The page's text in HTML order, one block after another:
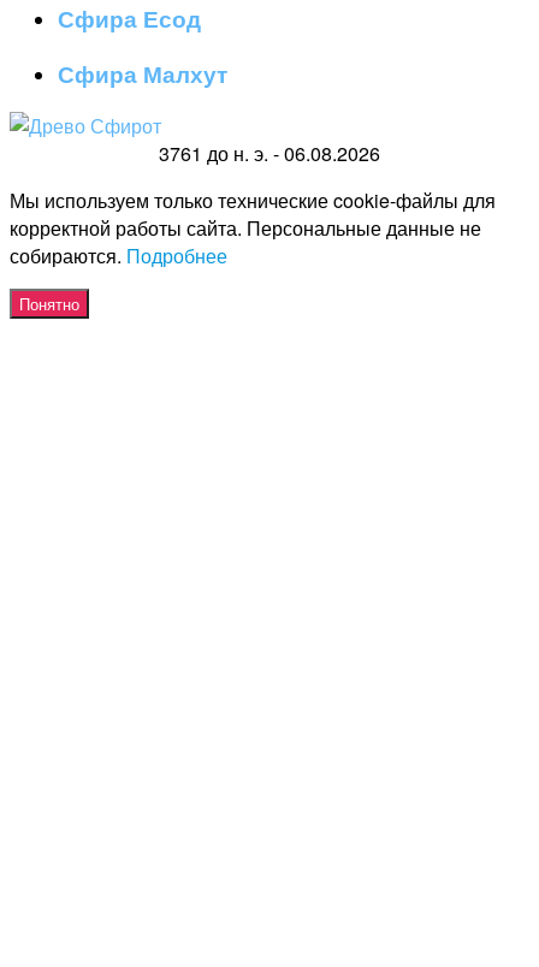
Сфира Есод
Сфира Малхут
3761 до н. э. - 06.08.2026
Мы используем только технические cookie-файлы для
корректной работы сайта. Персональные данные не
собираются. Подробнее
Понятно